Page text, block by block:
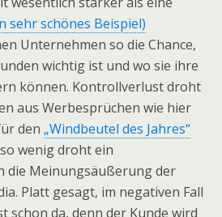
sehr schönes Beispiel)
Unternehmen so die Chance,
wichtig ist und wo sie ihre
können. Kontrollverlust droht
aus Werbesprüchen wie hier
den „Windbeutel des Jahres“
wenig droht ein
die Meinungsäußerung der
Platt gesagt, im negativen Fall
schon da, denn der Kunde wird